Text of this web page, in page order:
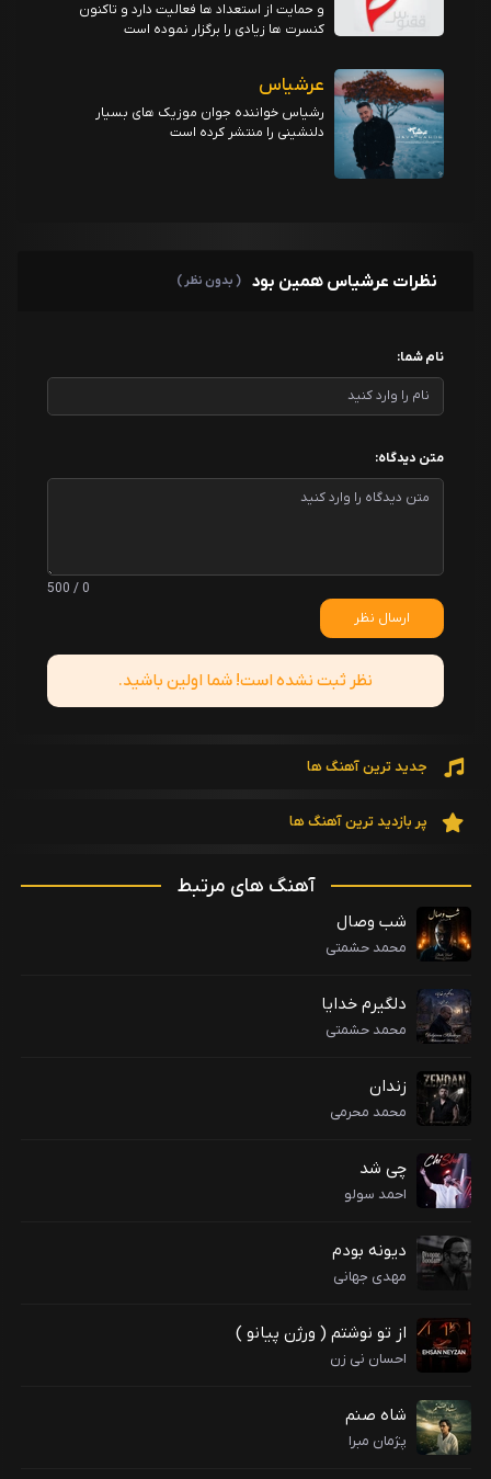
و حمایت از استعداد ها فعالیت دارد و تاکنون
کنسرت ها زیادی را برگزار نموده است
عرشیاس
رشیاس خواننده جوان موزیک های بسیار
دلنشینی را منتشر کرده است
نظرات عرشیاس همین بود ( بدون نظر )
نام شما:
متن دیدگاه:
0 / 500
ارسال نظر
نظر ثبت نشده است! شما اولین باشید.
جدید ترین آهنگ ها
پر بازدید ترین آهنگ ها
آهنگ های مرتبط
شب وصال
محمد حشمتی
دلگیرم خدایا
محمد حشمتی
زندان
محمد محرمی
چی شد
احمد سولو
دیونه بودم
مهدی جهانی
از تو نوشتم ( ورژن پیانو )
احسان نی زن
شاه صنم
پژمان مبرا